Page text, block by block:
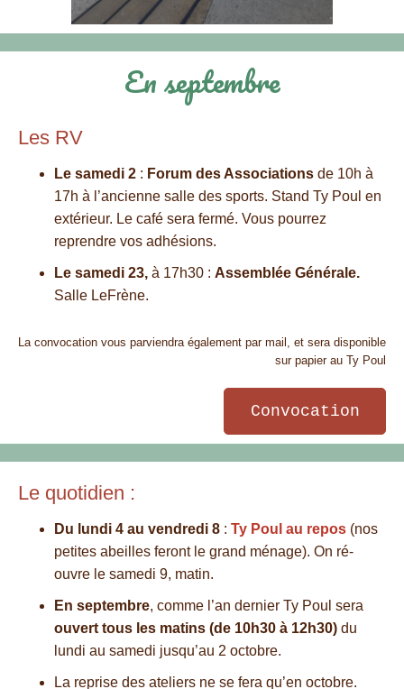
En septembre
Les RV
Le samedi 2 : Forum des Associations de 10h à
17h à l’ancienne salle des sports. Stand Ty Poul en
extérieur. Le café sera fermé. Vous pourrez
reprendre vos adhésions.
Le samedi 23, à 17h30 : Assemblée Générale.
Salle LeFrène.
La convocation vous parviendra également par mail, et sera disponible
sur papier au Ty Poul
Convocation
Le quotidien :
Du lundi 4 au vendredi 8 : Ty Poul au repos (nos
petites abeilles feront le grand ménage). On ré-
ouvre le samedi 9, matin.
En septembre, comme l’an dernier Ty Poul sera
ouvert tous les matins (de 10h30 à 12h30) du
lundi au samedi jusqu’au 2 octobre.
La reprise des ateliers ne se fera qu’en octobre.